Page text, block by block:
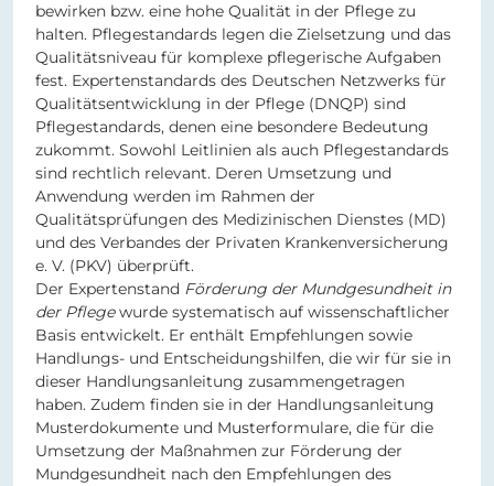
bewirken bzw. eine hohe Qualität in der Pflege zu
halten. Pflegestandards legen die Zielsetzung und das
Qualitätsniveau für komplexe pflegerische Aufgaben
fest. Expertenstandards des Deutschen Netzwerks für
Qualitätsentwicklung in der Pflege (DNQP) sind
Pflegestandards, denen eine besondere Bedeutung
zukommt. Sowohl Leitlinien als auch Pflegestandards
sind rechtlich relevant. Deren Umsetzung und
Anwendung werden im Rahmen der
Qualitätsprüfungen des Medizinischen Dienstes (MD)
und des Verbandes der Privaten Krankenversicherung
e. V. (PKV) überprüft.
Der Expertenstand Förderung der Mundgesundheit in
der Pflegewurde systematisch auf wissenschaftlicher
Basis entwickelt. Er enthält Empfehlungen sowie
Handlungs- und Entscheidungshilfen, die wir für sie in
dieser Handlungsanleitung zusammengetragen
haben. Zudem finden sie in der Handlungsanleitung
Musterdokumente und Musterformulare, die für die
Umsetzung der Maßnahmen zur Förderung der
Mundgesundheit nach den Empfehlungen des